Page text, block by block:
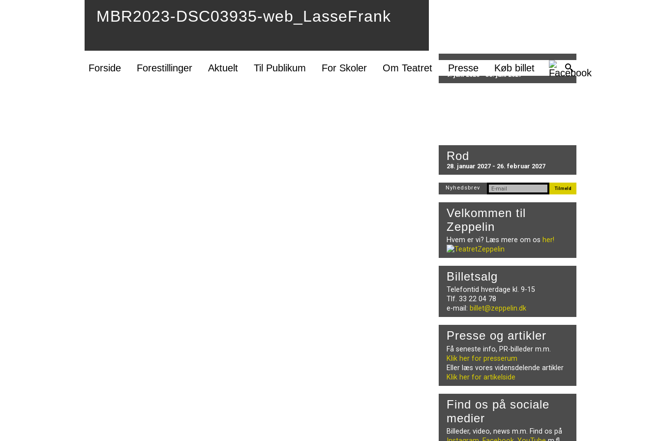
Forside Forestillinger Aktuelt Til Publikum For Skoler Om Teatret Presse Køb billet
MBR2023-DSC03935-web_LasseFrank
Sæson 2026/27
9. juni 2026 - 30. juni 2027
Rod
28. januar 2027 - 26. februar 2027
Nyhedsbrev
Velkommen til
Zeppelin
Hvem er vi? Læs mere om os her!
Billetsalg
Telefontid hverdage kl. 9-15
Tlf. 33 22 04 78
e-mail: billet@zeppelin.dk
Presse og artikler
Få seneste info, PR-billeder m.m.
Klik her for presserum
Eller læs vores vidensdelende artikler
Klik her for artikelside
Find os på sociale
medier
Billeder, video, news m.m. Find os på